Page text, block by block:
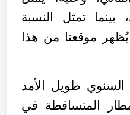
بينما تمثل النسبة
موقعنا من هذا
طويل الأمد
المتساقطة في